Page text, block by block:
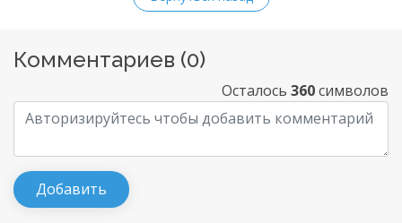
Комментариев (0)
Осталось 360символов